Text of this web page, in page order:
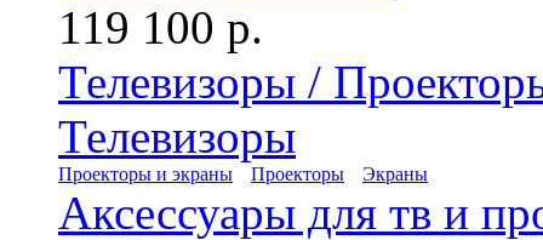
119 100 р.
Телевизоры /
Телевизоры
Проекторы и экраны Проекторы Экраны
Аксессуары для тв и